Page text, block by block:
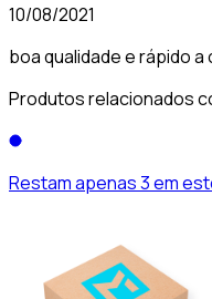
10/08/2021
boa qualidade e rápido a
Produtos relacionados
Restam apenas 3 em